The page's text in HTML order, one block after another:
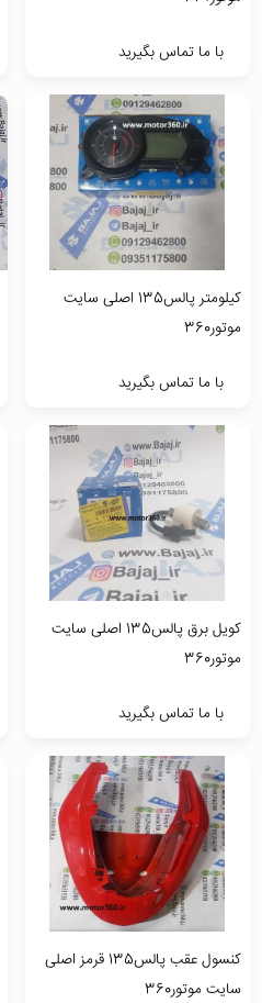
با ما تماس بگیرید
کیلومتر پالس135 اصلی سایت
موتور360
با ما تماس بگیرید
کویل برق پالس135 اصلی سایت
موتور360
با ما تماس بگیرید
کنسول عقب پالس135 قرمز اصلی
سایت موتور360